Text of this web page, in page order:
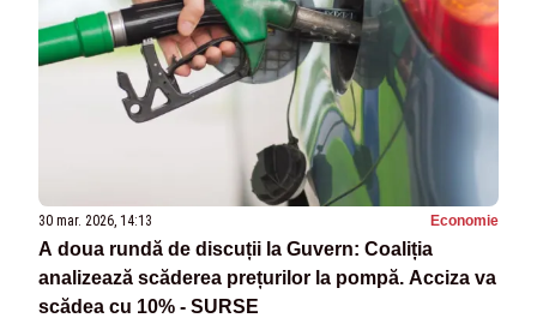
30 mar. 2026, 14:13 Economie
A doua rundă de discuții la Guvern: Coaliția
analizează scăderea prețurilor la pompă. Acciza va
scădea cu 10% - SURSE